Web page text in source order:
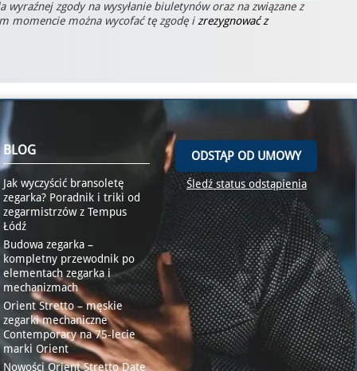
zgody na wysyłanie biuletynów oraz na związane z
momencie można wycofać tę zgodę i zrezygnować z
BLOG
Jak wyczyścić bransoletę
zegarka? Poradnik i triki od
zegarmistrzów z Tempus
Łódź
Budowa zegarka –
kompletny przewodnik po
elementach zegarka i
mechanizmach
Orient Stretto – męskie
zegarki mechaniczne
Contemporary na 75-lecie
marki Orient
Nowości Orient Stretto Date
ODSTĄP OD UMOWY
Śledź status odstąpienia